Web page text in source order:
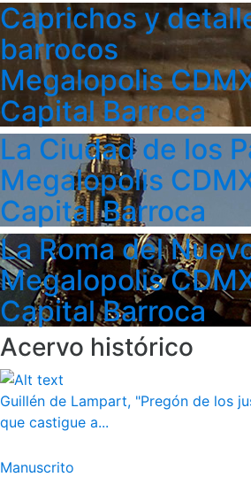
Caprichos y
barrocos
Megalopolis
Capital Barroca
La Ciudad de los
Megalopolis
Capital Barroca
La Roma del
Megalopolis
Capital Barroca
Acervo histórico
Guillén de Lampart, "Pregón de los
que castigue a...
Manuscrito